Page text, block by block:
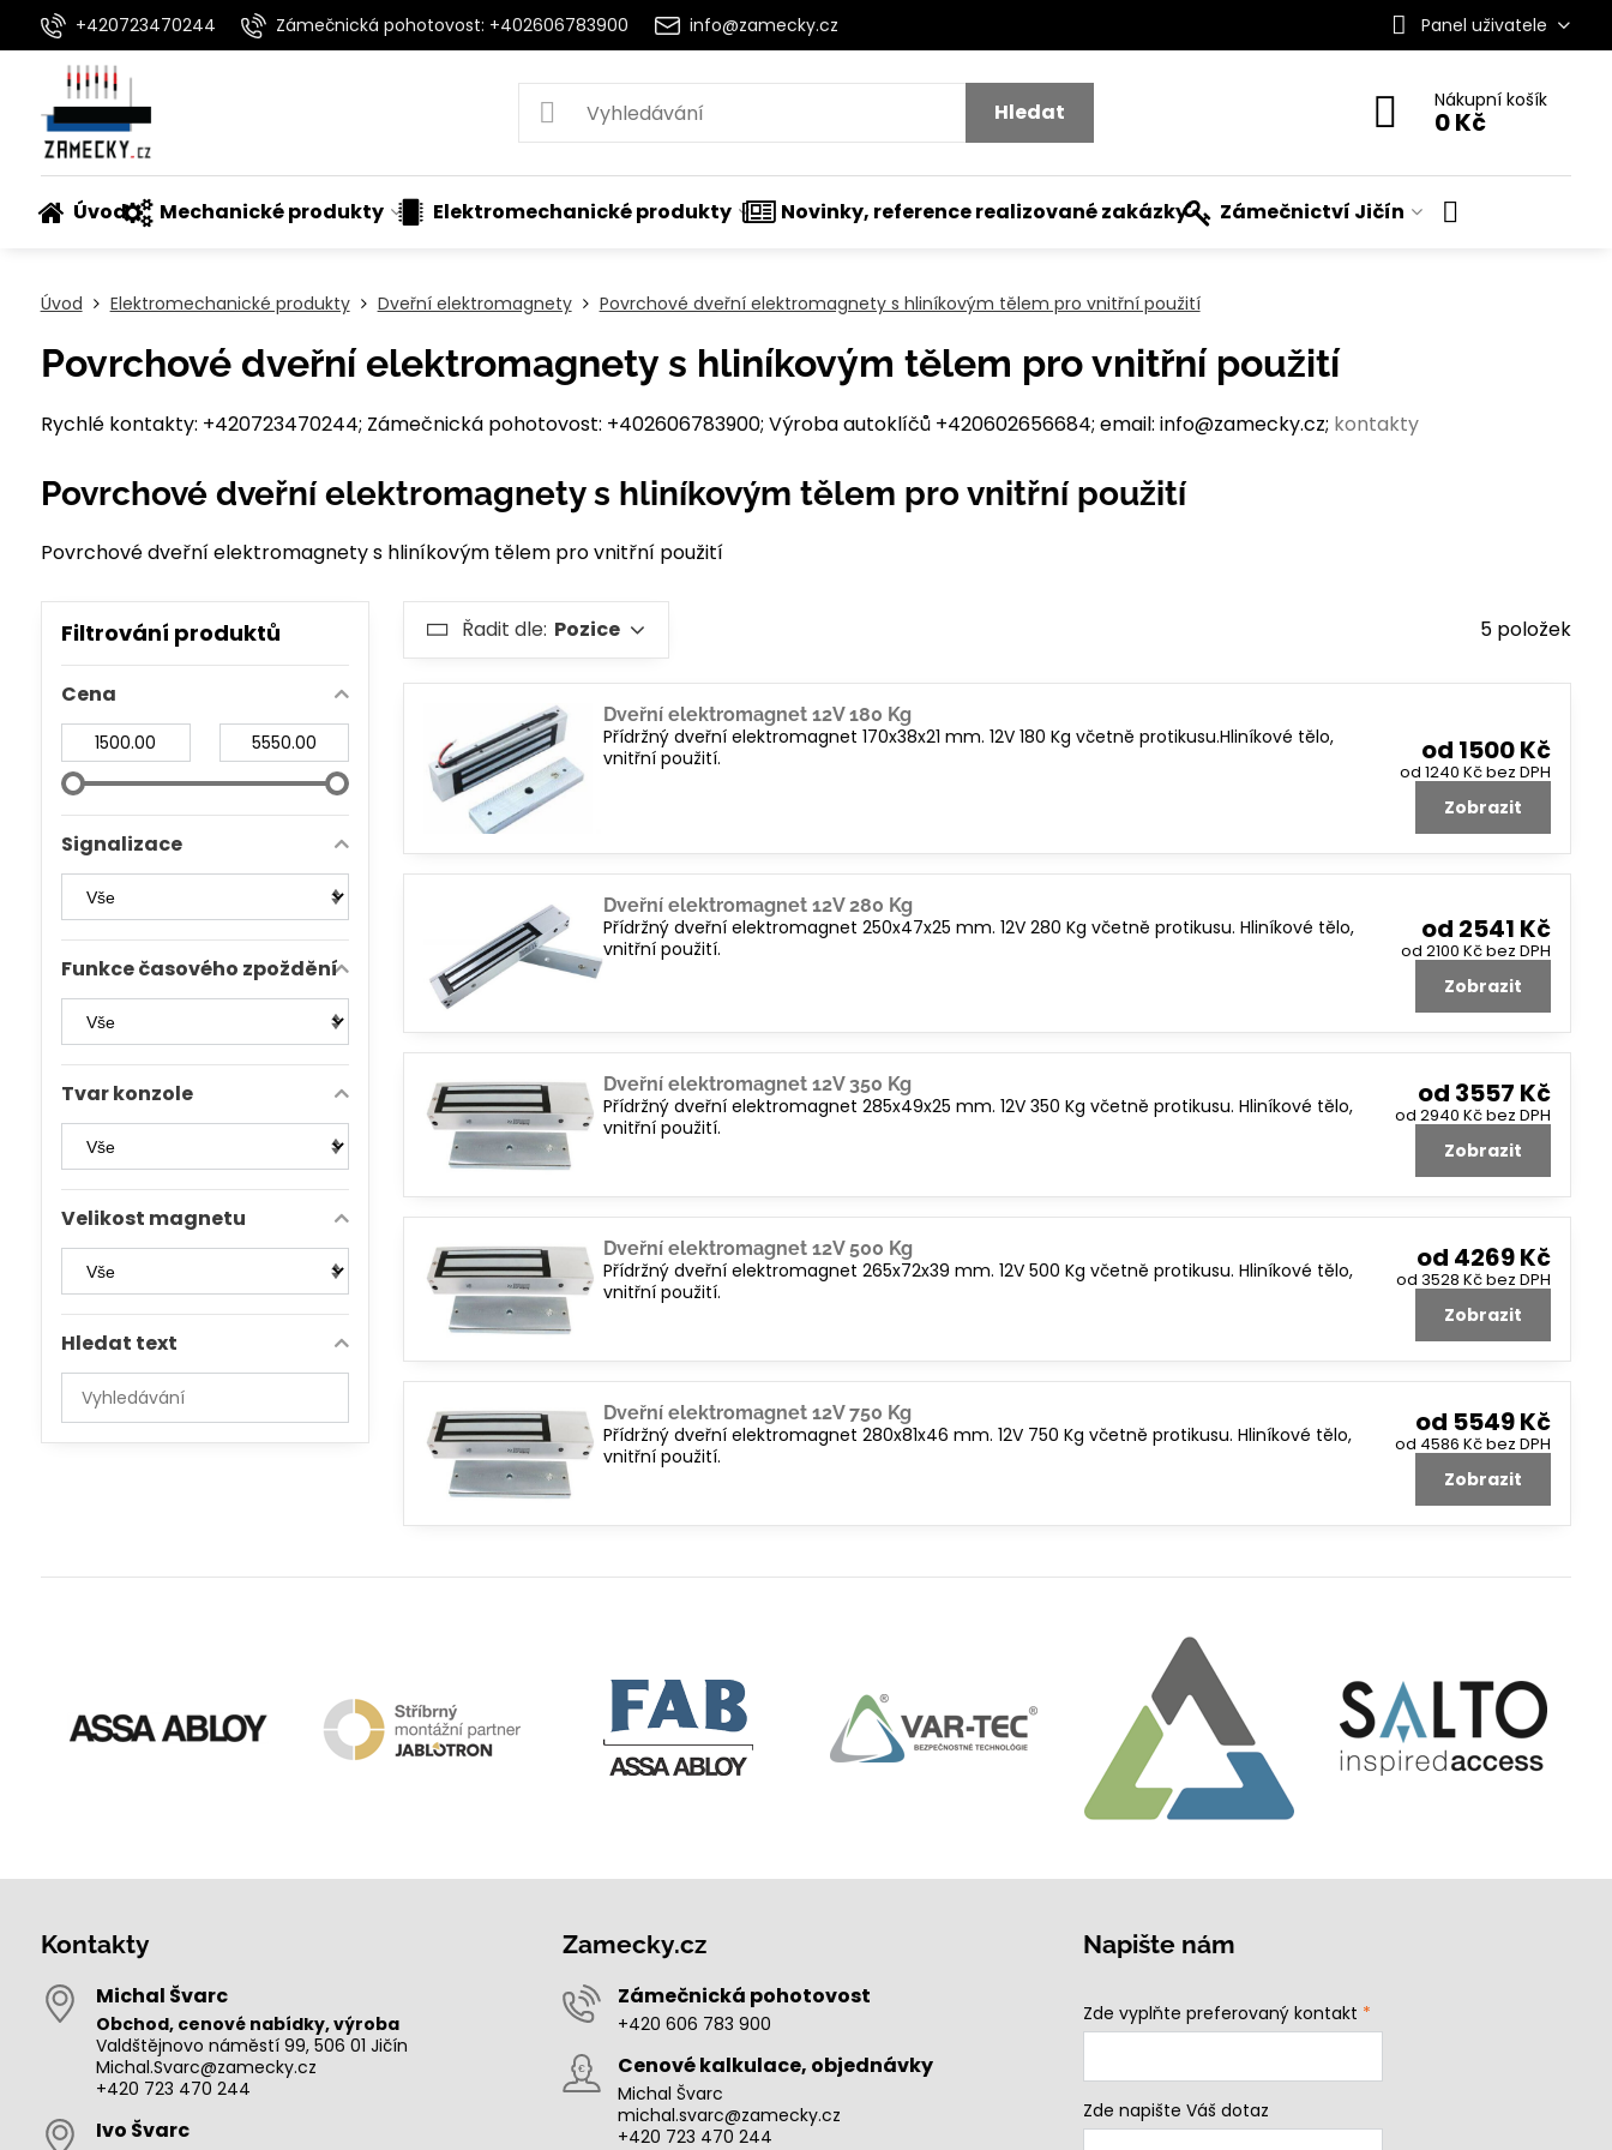
+420723470244 Zámečnická pohotovost: +402606783900 info@zamecky.cz Panel uživatele
Hledat Nákupní košík
0 Kč
Úvod Mechanické produkty Elektromechanické produkty Novinky, reference realizované zakázky Zámečnictví Jičín
Úvod Elektromechanické produkty Dveřní elektromagnety Povrchové dveřní elektromagnety s hliníkovým tělem pro vnitřní použití
Povrchové dveřní elektromagnety s hliníkovým tělem pro vnitřní použití
Rychlé kontakty: +420723470244; Zámečnická pohotovost: +402606783900; Výroba autoklíčů +420602656684; email: info@zamecky.cz; kontakty
Povrchové dveřní elektromagnety s hliníkovým tělem pro vnitřní použití
Povrchové dveřní elektromagnety s hliníkovým tělem pro vnitřní použití
Řadit dle: Pozice 5 položek
Dveřní elektromagnet 12V 180 Kg
Přídržný dveřní elektromagnet 170x38x21 mm. 12V 180 Kg včetně protikusu.Hliníkové tělo,
vnitřní použití.
od 1500 Kč
od 1240 Kčbez DPH
Zobrazit
Dveřní elektromagnet 12V 280 Kg
Přídržný dveřní elektromagnet 250x47x25 mm. 12V 280 Kg včetně protikusu. Hliníkové tělo,
vnitřní použití.
od 2541 Kč
od 2100 Kčbez DPH
Zobrazit
Dveřní elektromagnet 12V 350 Kg
Přídržný dveřní elektromagnet 285x49x25 mm. 12V 350 Kg včetně protikusu. Hliníkové tělo,
vnitřní použití.
od 3557 Kč
od 2940 Kčbez DPH
Zobrazit
Dveřní elektromagnet 12V 500 Kg
Přídržný dveřní elektromagnet 265x72x39 mm. 12V 500 Kg včetně protikusu. Hliníkové tělo,
vnitřní použití.
od 4269 Kč
od 3528 Kčbez DPH
Zobrazit
Dveřní elektromagnet 12V 750 Kg
Přídržný dveřní elektromagnet 280x81x46 mm. 12V 750 Kg včetně protikusu. Hliníkové tělo,
vnitřní použití.
od 5549 Kč
od 4586 Kčbez DPH
Zobrazit
Filtrování produktů
Cena
Signalizace
Funkce časového zpoždění
Tvar konzole
Velikost magnetu
Hledat text
Prohledat
výsledky
filtru
Kontakty
Michal Švarc
Obchod, cenové nabídky, výroba
Valdštějnovo náměstí 99, 506 01 Jičín
Michal.Svarc@zamecky.cz
+420 723 470 244
Ivo Švarc
Zamecky.cz
Zámečnická pohotovost
+420 606 783 900
Cenové kalkulace, objednávky
Michal Švarc
michal.svarc@zamecky.cz
+420 723 470 244
Napište nám
Zde vyplňte preferovaný kontakt *
Zde napište Váš dotaz